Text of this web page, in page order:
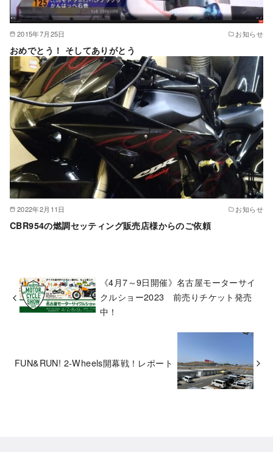
2015年7月25日 お知らせ
おめでとう！ そしてありがとう
2022年2月11日 お知らせ
CBR954の燃調セッティング販売店様からのご依頼
《4月7～9日開催》名古屋モーターサイ
クルショー2023 前売りチケット発売
中！
FUN&RUN! 2-Wheels開幕戦！レポート